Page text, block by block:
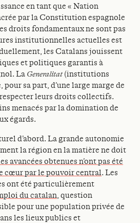
en tant que « Nation
par la Constitution espagnole
droits fondamentaux ne sont pas
institutionnelles actuelles est
les Catalans jouissent
et politiques garantis à
La Generalitat(institutions
sa part, d’une large marge de
leurs droits collectifs.
menacés par la domination de
égards.
d’abord. La grande autonomie
la région en la matière ne doit
avancées obtenues n’ont pas été
cœur par le pouvoir central. Les
ont été particulièrement
du catalan, question
pour une population privée de
les lieux publics et